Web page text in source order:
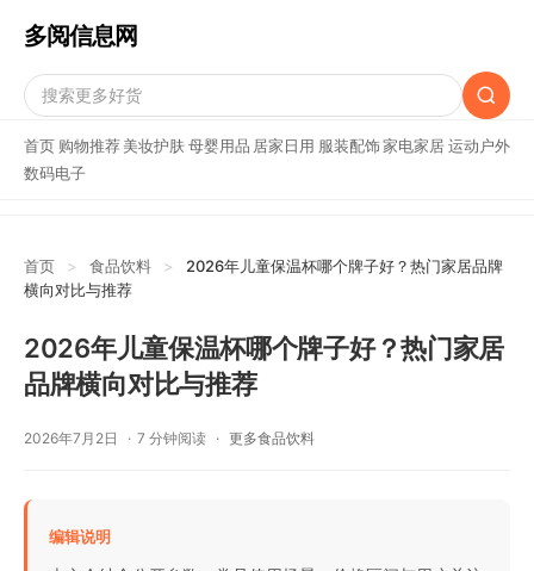
多阅信息网
首页 购物推荐 美妆护肤母婴用品 居家日用 服装配饰家电家居运动户外
数码电子
首页 > 食品饮料 >
2026年儿童保温杯哪个牌子好？热门家居品牌
横向对比与推荐
2026年儿童保温杯哪个牌子好？热门家居
品牌横向对比与推荐
2026年7月2日 7 分钟阅读 更多食品饮料
编辑说明